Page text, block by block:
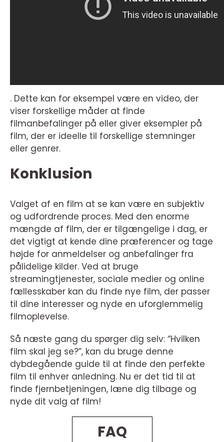
. Dette kan for eksempel være en video, der
viser forskellige måder at finde
filmanbefalinger på eller giver eksempler på
film, der er ideelle til forskellige stemninger
eller genrer.
Konklusion
Valget af en film at se kan være en subjektiv
og udfordrende proces. Med den enorme
mængde af film, der er tilgængelige i dag, er
det vigtigt at kende dine præferencer og tage
højde for anmeldelser og anbefalinger fra
pålidelige kilder. Ved at bruge
streamingtjenester, sociale medier og online
fællesskaber kan du finde nye film, der passer
til dine interesser og nyde en uforglemmelig
filmoplevelse.
Så næste gang du spørger dig selv: “Hvilken
film skal jeg se?”, kan du bruge denne
dybdegående guide til at finde den perfekte
film til enhver anledning. Nu er det tid til at
finde fjernbetjeningen, læne dig tilbage og
nyde dit valg af film!
FAQ